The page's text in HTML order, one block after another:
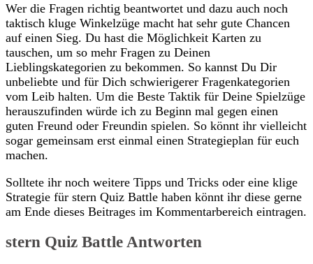
Wer die Fragen richtig beantwortet und dazu auch noch
taktisch kluge Winkelzüge macht hat sehr gute Chancen
auf einen Sieg. Du hast die Möglichkeit Karten zu
tauschen, um so mehr Fragen zu Deinen
Lieblingskategorien zu bekommen. So kannst Du Dir
unbeliebte und für Dich schwierigerer Fragenkategorien
vom Leib halten. Um die Beste Taktik für Deine Spielzüge
herauszufinden würde ich zu Beginn mal gegen einen
guten Freund oder Freundin spielen. So könnt ihr vielleicht
sogar gemeinsam erst einmal einen Strategieplan für euch
machen.
Solltete ihr noch weitere Tipps und Tricks oder eine klige
Strategie für stern Quiz Battle haben könnt ihr diese gerne
am Ende dieses Beitrages im Kommentarbereich eintragen.
stern Quiz Battle Antworten